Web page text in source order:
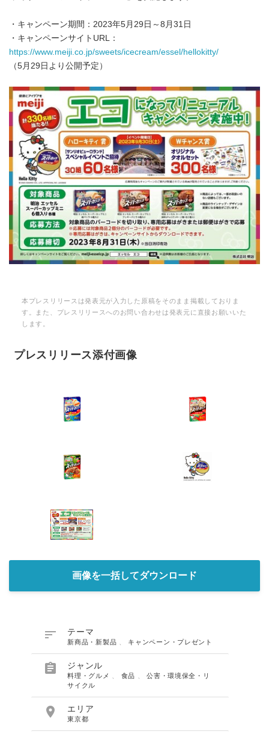
・キャンペーン期間：2023年5月29日～8月31日
・キャンペーンサイトURL：
https://www.meiji.co.jp/sweets/icecream/essel/hellokitty/
（5月29日より公開予定）
本プレスリリースは発表元が入力した原稿をそのまま掲載しておりま
す。また、プレスリリースへのお問い合わせは発表元に直接お願いいた
します。
プレスリリース添付画像
画像を一括してダウンロード
 テーマ
新商品・新製品 キャンペーン・プレゼント
 ジャンル
料理・グルメ 食品 、公害・環境保全・リ
サイクル
 エリア
東京都